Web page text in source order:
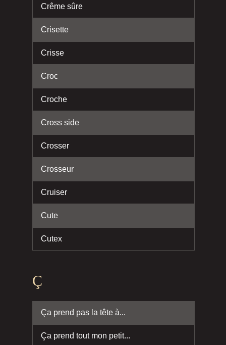
Crême sûre
Crisette
Crisse
Croc
Croche
Cross side
Crosser
Crosseur
Cruiser
Cute
Cutex
Ç
Ça prend pas la tête à...
Ça prend tout mon petit...